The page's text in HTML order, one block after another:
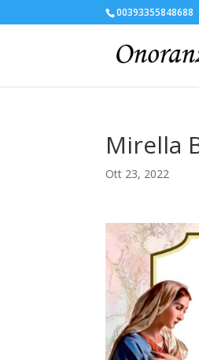
00393355848688
Mirella
Ott 23, 2022